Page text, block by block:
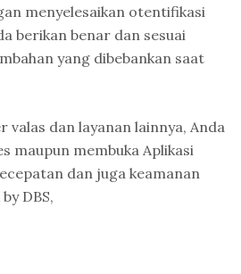
menyelesaikan otentifikasi
berikan benar dan sesuai
yang dibebankan saat
dan layanan lainnya, Anda
maupun membuka Aplikasi
dan juga keamanan
DBS,